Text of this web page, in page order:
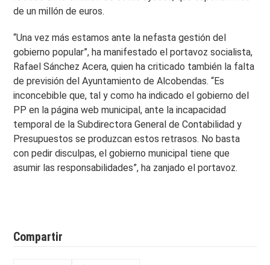
de un millón de euros.
“Una vez más estamos ante la nefasta gestión del
gobierno popular”, ha manifestado el portavoz socialista,
Rafael Sánchez Acera, quien ha criticado también la falta
de previsión del Ayuntamiento de Alcobendas. “Es
inconcebible que, tal y como ha indicado el gobierno del
PP en la página web municipal, ante la incapacidad
temporal de la Subdirectora General de Contabilidad y
Presupuestos se produzcan estos retrasos. No basta
con pedir disculpas, el gobierno municipal tiene que
asumir las responsabilidades”, ha zanjado el portavoz.
Compartir